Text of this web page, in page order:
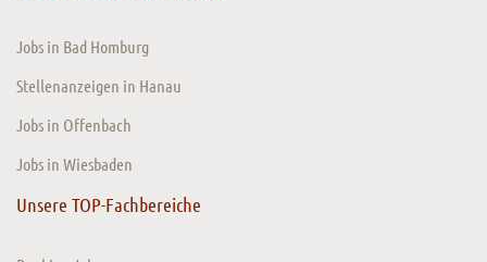
Jobs in Bad Homburg
Stellenanzeigen in Hanau
Jobs in Offenbach
Jobs in Wiesbaden
Unsere TOP-Fachbereiche